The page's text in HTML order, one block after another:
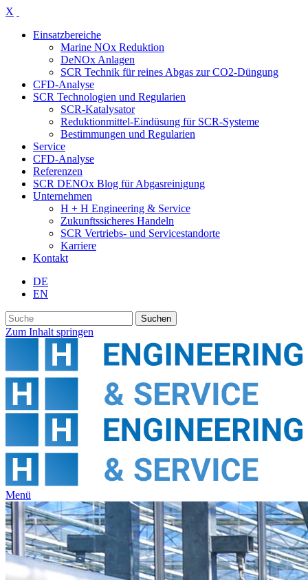
X
Einsatzbereiche
Marine NOx Reduktion
DeNOx Anlagen
SCR Technik für reines Abgas zur CO2-Düngung
CFD-Analyse
SCR Technologien und Regularien
SCR-Katalysator
Reduktionmittel-Eindüsung für SCR-Systeme
Bestimmungen und Regularien
Service
CFD-Analyse
Referenzen
SCR DENOx Blog für Abgasreinigung
Unternehmen
H + H Engineering & Service
Zukunftssicheres Handeln
SCR Vertriebs- und Servicestandorte
Karriere
Kontakt
DE
EN
Zum Inhalt springen
Menü